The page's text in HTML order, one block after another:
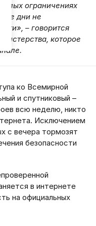
ограничениях
дни не
– говорится
которое
ко Всемирной
и спутниковый –
всю неделю, никто
Исключением
с вечера тормозят
безопасности
в интернете
на официальных